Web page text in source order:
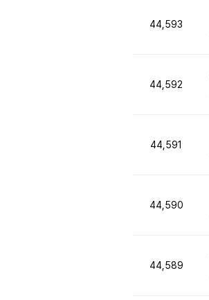
44,593
44,592
44,591
44,590
44,589